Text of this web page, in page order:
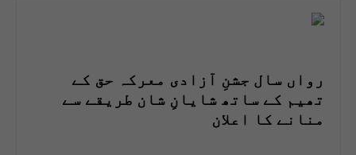
رواں سال جشنِ آزادی معرکہ حق کے
تھیم کے ساتھ شایانِ شان طریقے سے
منانے کا اعلان